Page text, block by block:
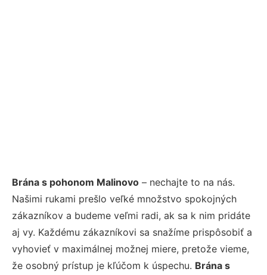
Brána s pohonom Malinovo – nechajte to na nás.
Našimi rukami prešlo veľké množstvo spokojných
zákazníkov a budeme veľmi radi, ak sa k nim pridáte
aj vy. Každému zákazníkovi sa snažíme prispôsobiť a
vyhovieť v maximálnej možnej miere, pretože vieme,
že osobný prístup je kľúčom k úspechu. Brána s